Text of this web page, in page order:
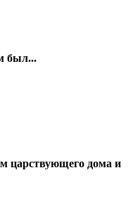
был...
царствующего дома и